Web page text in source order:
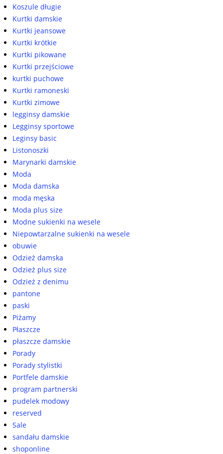
Koszule długie
Kurtki damskie
Kurtki jeansowe
Kurtki krótkie
Kurtki pikowane
Kurtki przejściowe
kurtki puchowe
Kurtki ramoneski
Kurtki zimowe
legginsy damskie
Legginsy sportowe
Leginsy basic
Listonoszki
Marynarki damskie
Moda
Moda damska
moda męska
Moda plus size
Modne sukienki na wesele
Niepowtarzalne sukienki na wesele
obuwie
Odzież damska
Odzież plus size
Odzież z denimu
pantone
paski
Piżamy
Płaszcze
płaszcze damskie
Porady
Porady stylistki
Portfele damskie
program partnerski
pudelek modowy
reserved
Sale
sandału damskie
shoponline